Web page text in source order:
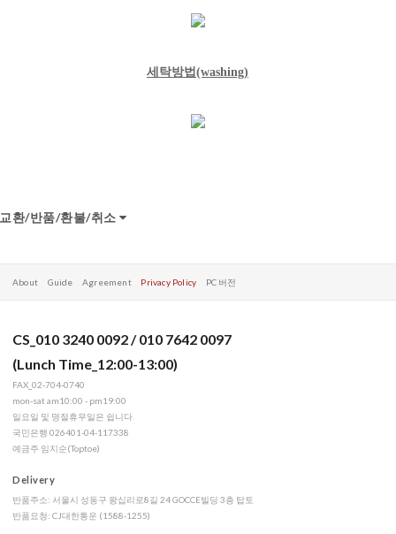
세탁방법(washing)
교환/반품/환불/취소
About Guide Agreement Privacy Policy PC 버전
CS_010 3240 0092 / 010 7642 0097
(Lunch Time_12:00-13:00)
FAX_02-704-0740
mon-sat am10:00 - pm19:00
일요일 및 명절휴무일은 쉽니다.
국민은행 026401-04-117338
예금주 임지순(Toptoe)
Delivery
반품주소: 서울시 성동구 왕십리로8길 24 GOCCE빌딩 3층 탑토
반품요청: CJ대한통운 (1588-1255)